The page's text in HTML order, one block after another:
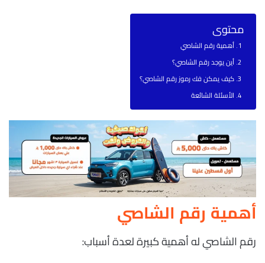
محتوى
أهمية رقم الشاصي
أين يوجد رقم الشاصي؟
كيف يمكن فك رموز رقم الشاصي؟
الأسئلة الشائعة
أهمية رقم الشاصي
رقم الشاصي له أهمية كبيرة لعدة أسباب: